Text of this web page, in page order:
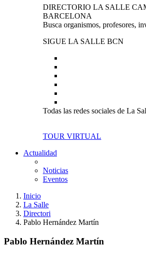
DIRECTORIO LA SALLE
BARCELONA
Busca organismos, profesores,
SIGUE LA SALLE BCN
Todas las redes sociales de La
TOUR VIRTUAL
Actualidad
Noticias
Eventos
Inicio
La Salle
Directori
Pablo Hernández Martín
Pablo Hernández Martín